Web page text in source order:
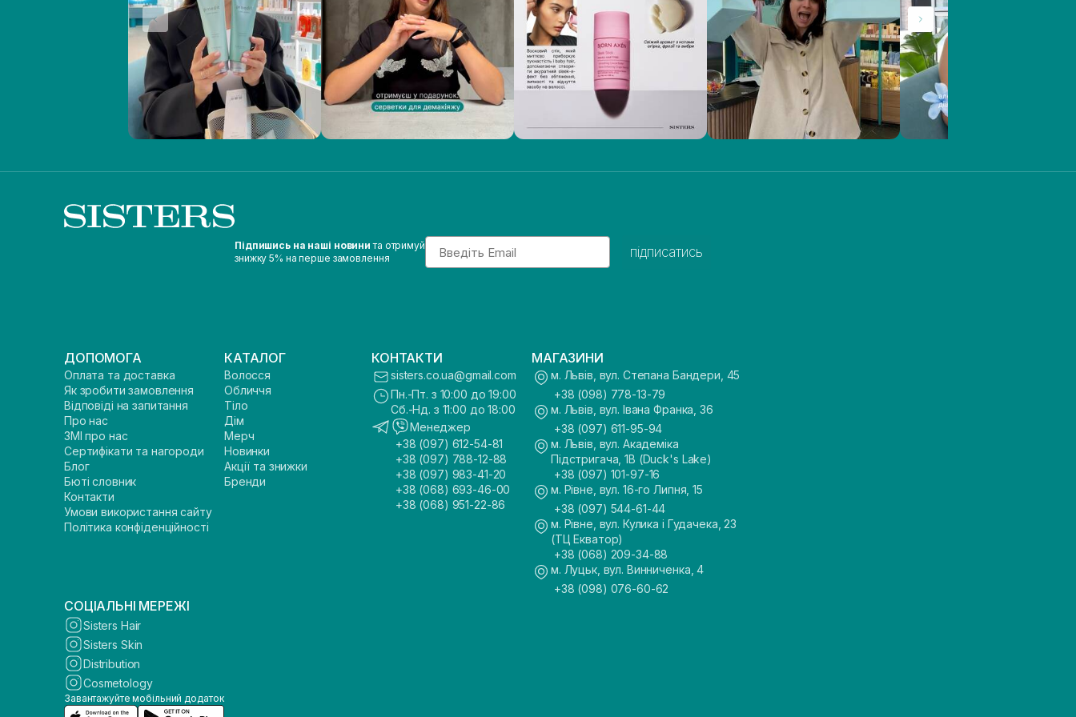
Підпишись на наші новини та отримуй
знижку 5% на перше замовлення
Email
підписатись
ДОПОМОГА
Оплата та доставка
Як зробити замовлення
Відповіді на запитання
Про нас
ЗМІ про нас
Сертифікати та нагороди
Блог
Бюті словник
Контакти
Умови використання сайту
Політика конфіденційності
КАТАЛОГ
Волосся
Обличчя
Тіло
Дім
Мерч
Новинки
Акції та знижки
Бренди
КОНТАКТИ
sisters.co.ua@gmail.com
Пн.-Пт. з 10:00 до 19:00
Сб.-Нд. з 11:00 до 18:00
Менеджер
+38 (097) 612-54-81
+38 (097) 788-12-88
+38 (097) 983-41-20
+38 (068) 693-46-00
+38 (068) 951-22-86
МАГАЗИНИ
м. Львів, вул. Степана Бандери, 45
+38 (098) 778-13-79
м. Львів, вул. Івана Франка, 36
+38 (097) 611-95-94
м. Львів, вул. Академіка
Підстригача, 1В (Duck's Lake)
+38 (097) 101-97-16
м. Рівне, вул. 16-го Липня, 15
+38 (097) 544-61-44
м. Рівне, вул. Кулика і Гудачека, 23
(ТЦ Екватор)
+38 (068) 209-34-88
м. Луцьк, вул. Винниченка, 4
+38 (098) 076-60-62
СОЦІАЛЬНІ МЕРЕЖІ
Sisters Hair
Sisters Skin
Distribution
Cosmetology
Завантажуйте мобільний додаток